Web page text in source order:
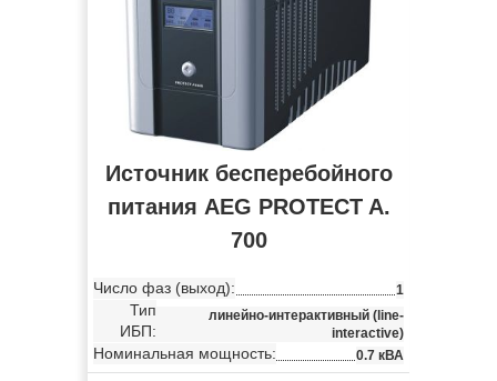
Источник бесперебойного
питания AEG PROTECT A.
700
Число фаз (выход): 1
Тип
ИБП:
линейно-интерактивный (line-
interactive)
Номинальная мощность: 0.7 кВА